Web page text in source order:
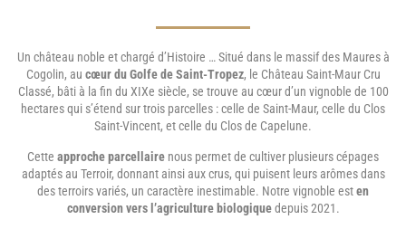
Un château noble et chargé d’Histoire … Situé dans le massif des Maures à
Cogolin, au cœur du Golfe de Saint-Tropez, le Château Saint-Maur Cru
Classé, bâti à la fin du XIXe siècle, se trouve au cœur d’un vignoble de 100
hectares qui s’étend sur trois parcelles : celle de Saint-Maur, celle du Clos
Saint-Vincent, et celle du Clos de Capelune.
Cette approche parcellaire nous permet de cultiver plusieurs cépages
adaptés au Terroir, donnant ainsi aux crus, qui puisent leurs arômes dans
des terroirs variés, un caractère inestimable. Notre vignoble esten
conversion vers l’agriculture biologiquedepuis 2021.